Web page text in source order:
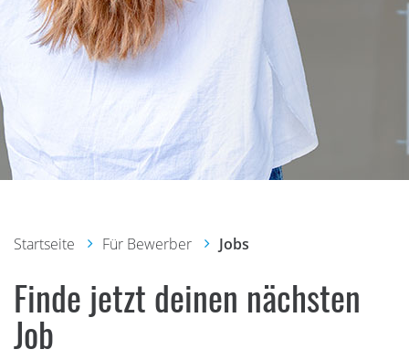
Startseite Für Bewerber Jobs
Finde jetzt deinen nächsten
Job